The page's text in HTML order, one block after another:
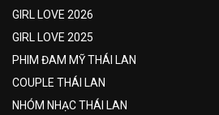
GIRL LOVE 2026
GIRL LOVE 2025
PHIM ĐAM MỸ THÁI LAN
COUPLE THÁI LAN
NHÓM NHẠC THÁI LAN